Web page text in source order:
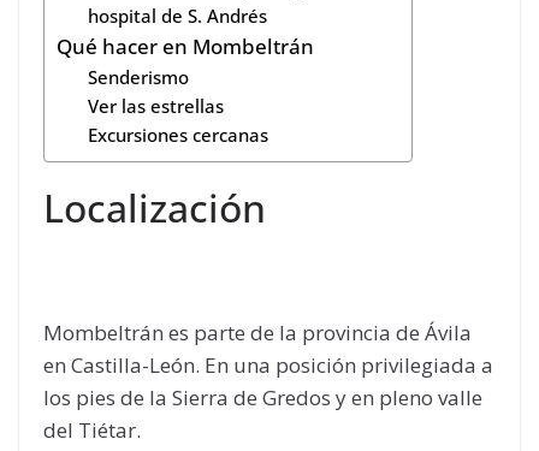
hospital de S. Andrés
Qué hacer en Mombeltrán
Senderismo
Ver las estrellas
Excursiones cercanas
Localización
Mombeltrán es parte de la provincia de Ávila
en Castilla-León. En una posición privilegiada a
los pies de la Sierra de Gredos y en pleno valle
del Tiétar.